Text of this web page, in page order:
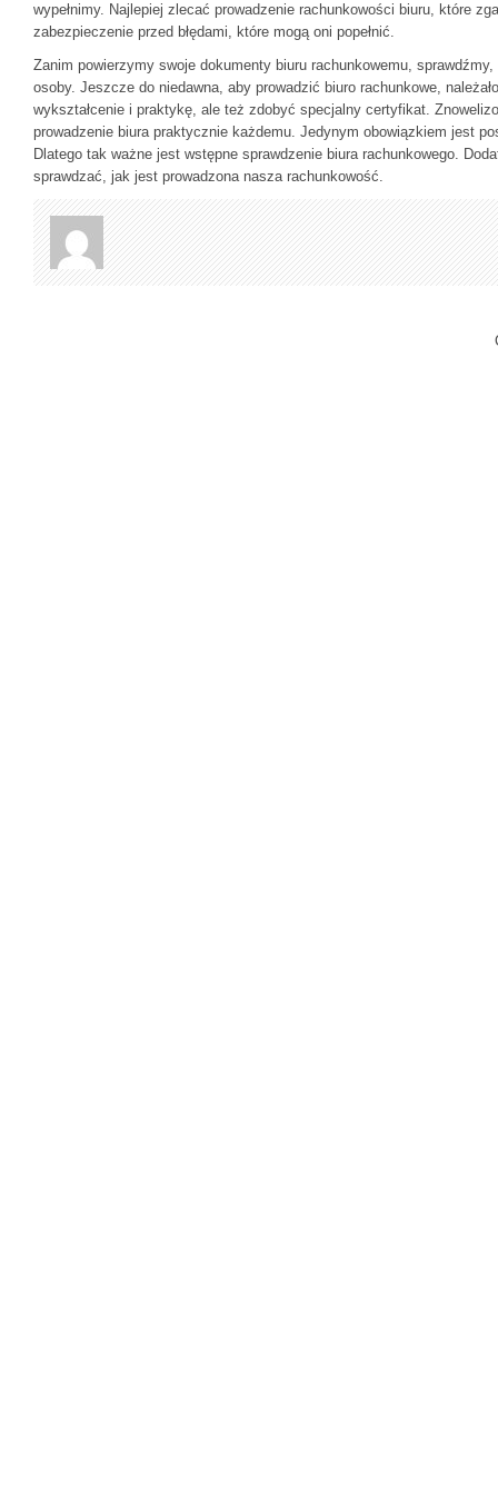
wypełnimy. Najlepiej zlecać prowadzenie rachunkowości biuru, które
zabezpieczenie przed błędami, które mogą oni popełnić.
Zanim powierzymy swoje dokumenty biuru rachunkowemu,
osoby. Jeszcze do niedawna, aby prowadzić biuro rachunkowe,
wykształcenie i praktykę, ale też zdobyć specjalny certyfikat.
prowadzenie biura praktycznie każdemu. Jedynym obowiązkiem jest
Dlatego tak ważne jest wstępne sprawdzenie biura rachunkowego.
sprawdzać, jak jest prowadzona nasza rachunkowość.